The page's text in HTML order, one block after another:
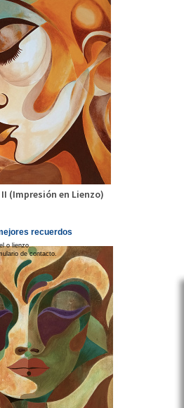
(Impresión en Lienzo)
recuerdos
o lienzo.
de contacto.